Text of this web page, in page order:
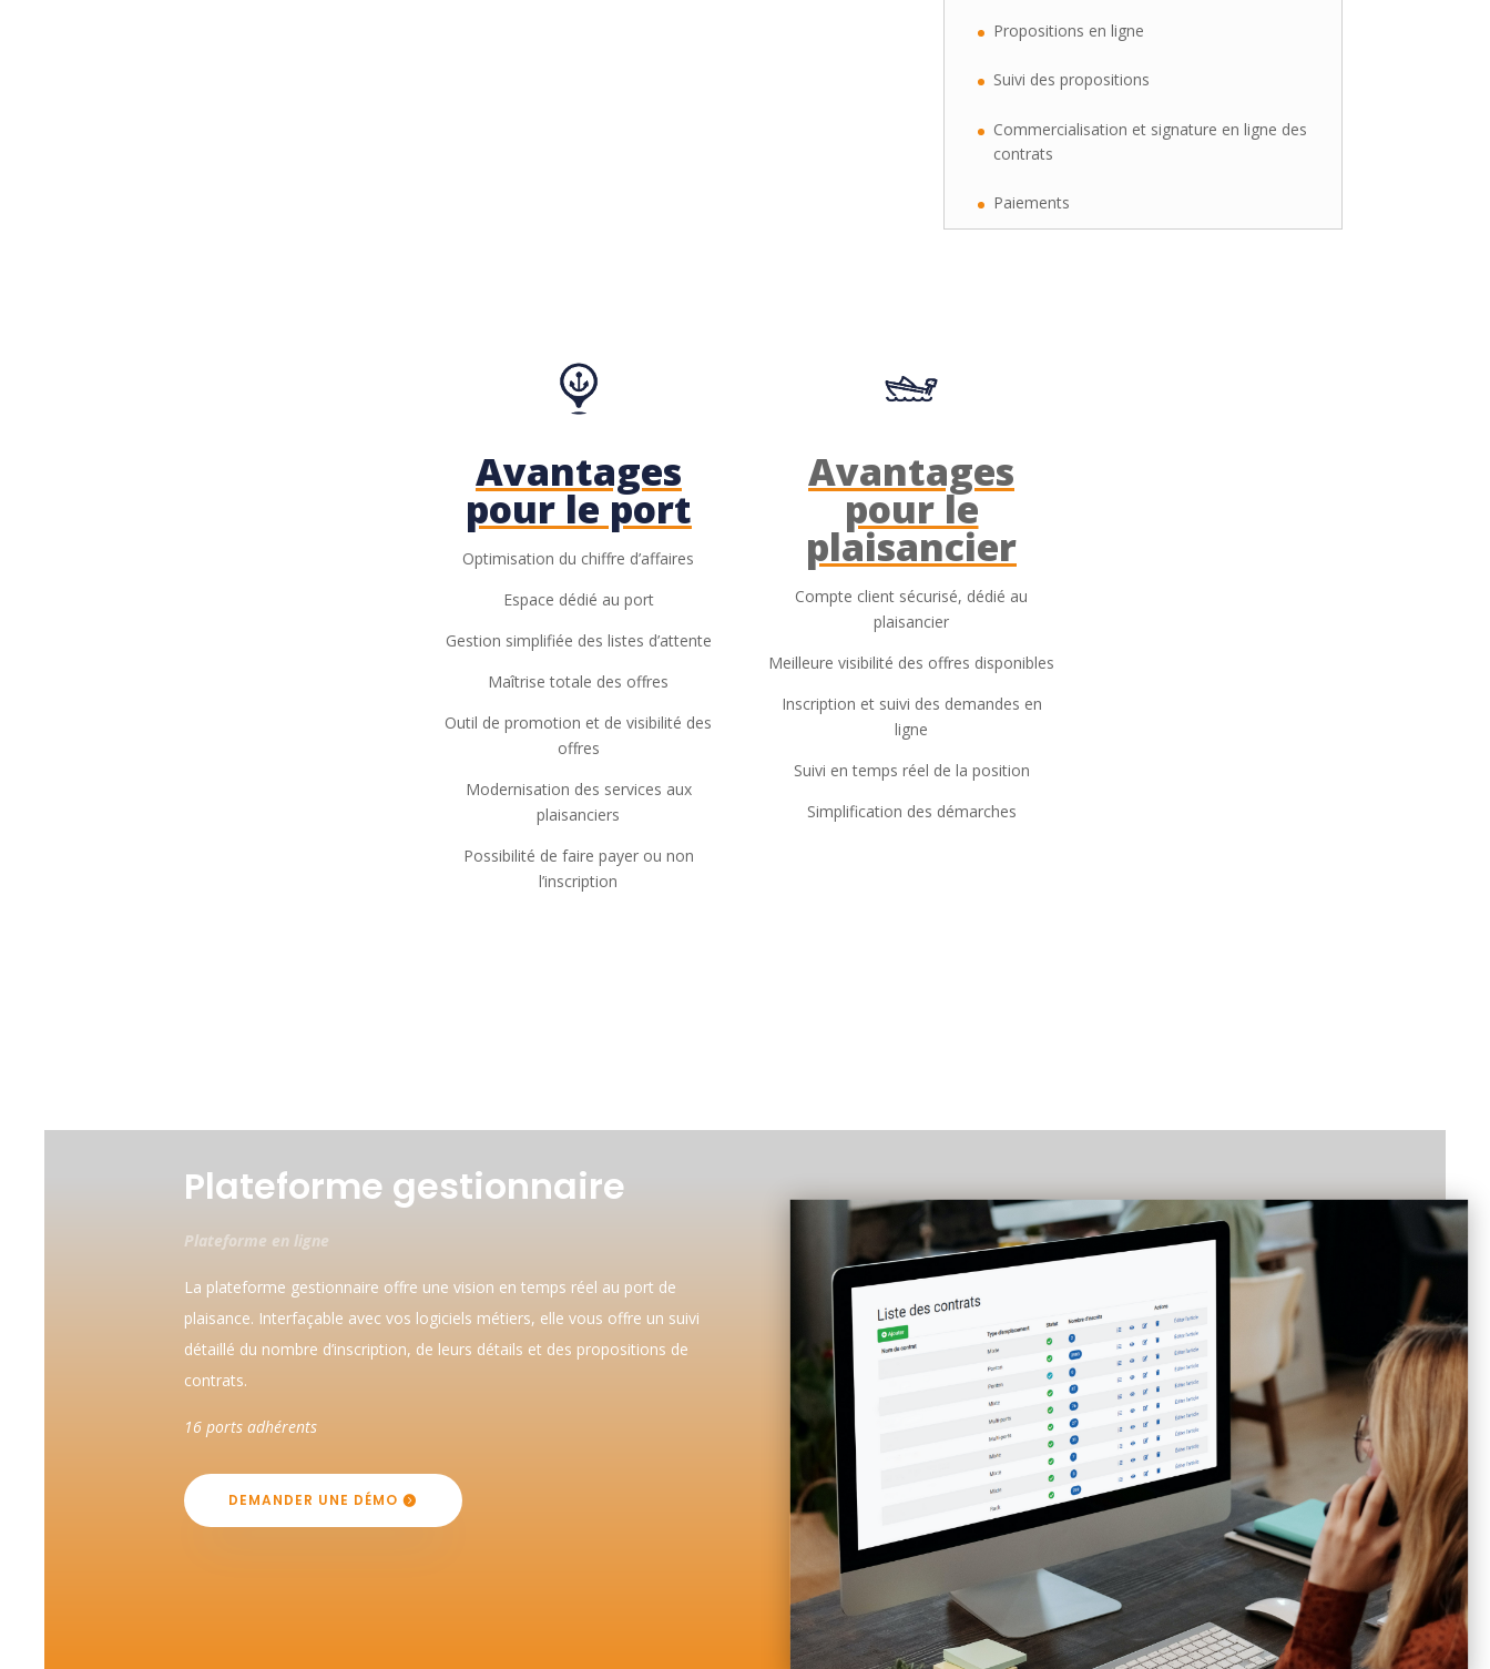
Propositions en ligne
Suivi des propositions
Commercialisation et signature en ligne des
contrats
Paiements
Avantages
pour le port
Optimisation du chiffre d’affaires
Espace dédié au port
Gestion simplifiée des listes d’attente
Maîtrise totale des offres
Outil de promotion et de visibilité des
offres
Modernisation des services aux
plaisanciers
Possibilité de faire payer ou non
l’inscription
Avantages
pour le
plaisancier
Compte client sécurisé, dédié au
plaisancier
Meilleure visibilité des offres disponibles
Inscription et suivi des demandes en
ligne
Suivi en temps réel de la position
Simplification des démarches
Plateforme gestionnaire
Plateforme en ligne
La plateforme gestionnaire offre une vision en temps réel au port de
plaisance. Interfaçable avec vos logiciels métiers, elle vous offre un suivi
détaillé du nombre d’inscription, de leurs détails et des propositions de
contrats.
16 ports adhérents
DEMANDER UNE DÉMO